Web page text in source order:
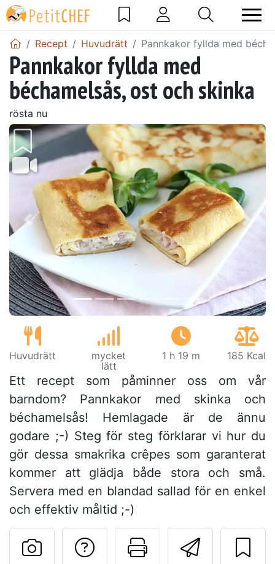
Recept Huvudrätt Pannkakor fyllda med
Pannkakor fyllda med
béchamelsås, ost och skinka
rösta nu
Föregående
Huvudrätt
mycket
lätt
1 h 19 m 185 Kcal
Ett recept som påminner oss om vår
barndom? Pannkakor med skinka och
béchamelsås! Hemlagade är de ännu
godare ;-) Steg för steg förklarar vi hur du
gör dessa smakrika crêpes som garanterat
kommer att glädja både stora och små.
Servera med en blandad sallad för en enkel
och effektiv måltid ;-)
Skriv ut
Ställa en fråga till